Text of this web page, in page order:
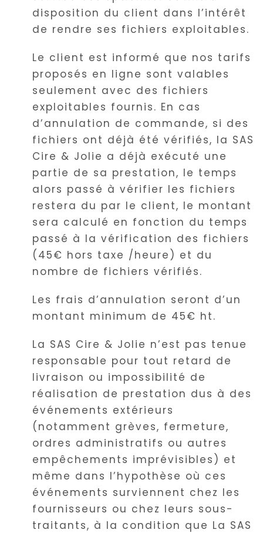
disposition du client dans l’intérêt
de rendre ses fichiers exploitables.
Le client est informé que nos tarifs
proposés en ligne sont valables
seulement avec des fichiers
exploitables fournis. En cas
d’annulation de commande, si des
fichiers ont déjà été vérifiés, la SAS
Cire & Jolie a déjà exécuté une
partie de sa prestation, le temps
alors passé à vérifier les fichiers
restera du par le client, le montant
sera calculé en fonction du temps
passé à la vérification des fichiers
(45€ hors taxe /heure) et du
nombre de fichiers vérifiés.
Les frais d’annulation seront d’un
montant minimum de 45€ ht.
La SAS Cire & Jolie n’est pas tenue
responsable pour tout retard de
livraison ou impossibilité de
réalisation de prestation dus à des
événements extérieurs
(notamment grèves, fermeture,
ordres administratifs ou autres
empêchements imprévisibles) et
même dans l’hypothèse où ces
événements surviennent chez les
fournisseurs ou chez leurs sous-
traitants, à la condition que La SAS